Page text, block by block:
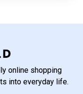
online shopping
into everyday life.